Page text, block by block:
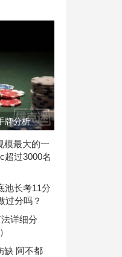
牌分析
模最大的一
超过3000名
池长考11分
过分吗？
详细分
缺 阿不都